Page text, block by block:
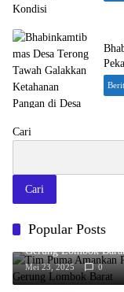
Cari
Cari
Popular Posts
Tim Puma Amankan
Gerung Lombok
Mei 23, 2025 0